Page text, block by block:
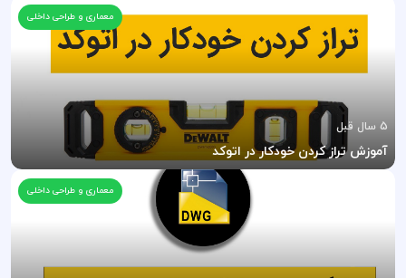
معماری و طراحی داخلی
5 سال قبل
آموزش تراز کردن خودکار در اتوکد
معماری و طراحی داخلی